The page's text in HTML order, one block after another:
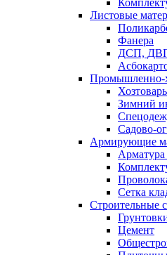
Листовые
Фанера
ДСП,
Промышленно-
Зимний
Садово-
Армирующие
Арматура
Сетка
Строительные
Цемент